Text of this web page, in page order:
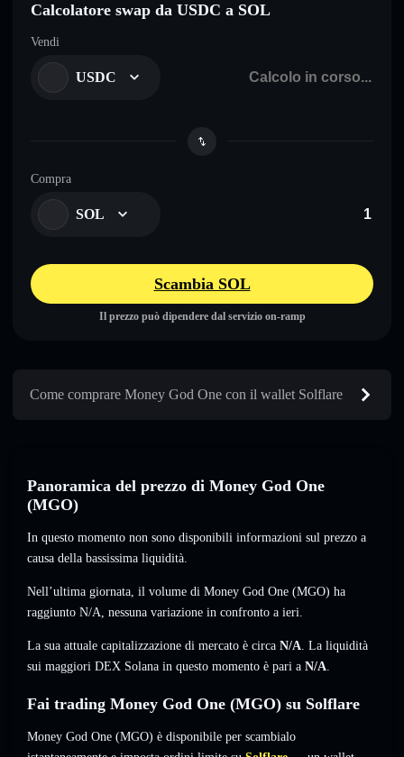
Calcolatore swap da USDC a SOL
Vendi
USDC
Compra
SOL
Scambia SOL
Il prezzo può dipendere dal servizio on-ramp
Come comprare Money God One con il wallet Solflare
Panoramica del prezzo di Money God One
(MGO)
In questo momento non sono disponibili informazioni sul prezzo a
causa della bassissima liquidità.
Nell’ultima giornata, il volume di Money God One (MGO) ha
raggiunto N/A, nessuna variazione in confronto a ieri.
La sua attuale capitalizzazione di mercato è circa N/A. La liquidità
sui maggiori DEX Solana in questo momento è pari a N/A.
Fai trading Money God One (MGO) su Solflare
Money God One (MGO) è disponibile per scambialo